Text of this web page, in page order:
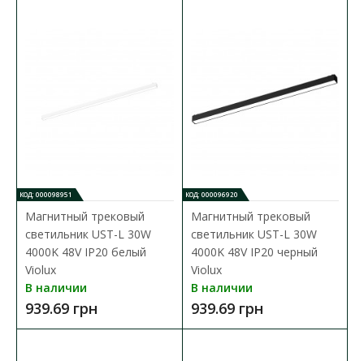
Магнитный трековый светильник UST-G 18W
3000K 48V IP20 черный Violux
выбор для стильного и функционального о..
553.37 грн
В КОРЗИНУ
В сравнения
КОД: 000098951
Магнитный трековый
светильник UST-L 30W
4000K 48V IP20 белый
Violux
В наличии
939.69 грн
КОД: 000096920
Магнитный трековый
светильник UST-L 30W
4000K 48V IP20 черный
Violux
В наличии
939.69 грн